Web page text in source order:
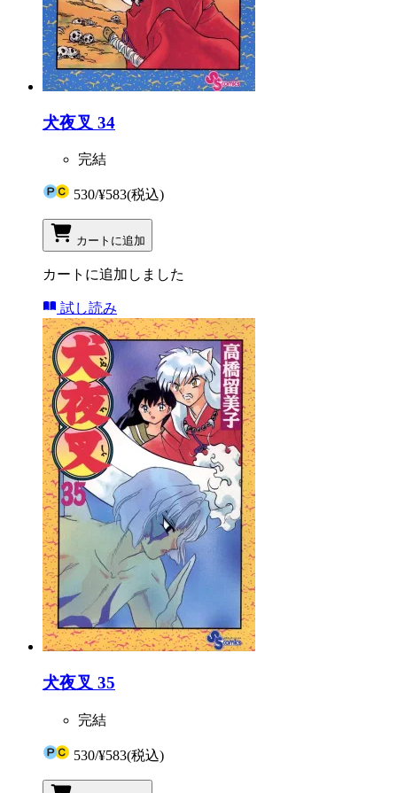
犬夜叉 34
完結
530/¥583(税込)
カートに追加
カートに追加しました
試し読み
犬夜叉 35
完結
530/¥583(税込)